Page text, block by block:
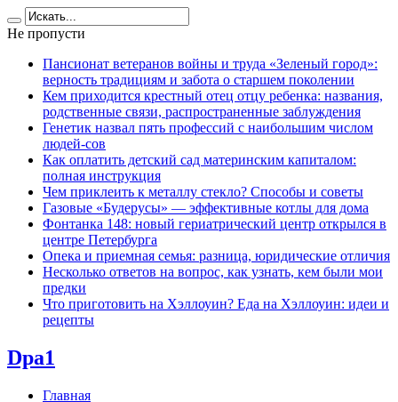
Не пропусти
Пансионат ветеранов войны и труда «Зеленый город»:
верность традициям и забота о старшем поколении
Кем приходится крестный отец отцу ребенка: названия,
родственные связи, распространенные заблуждения
Генетик назвал пять профессий с наибольшим числом
людей-сов
Как оплатить детский сад материнским капиталом:
полная инструкция
Чем приклеить к металлу стекло? Способы и советы
Газовые «Будерусы» — эффективные котлы для дома
Фонтанка 148: новый гериатрический центр открылся в
центре Петербурга
Опека и приемная семья: разница, юридические отличия
Несколько ответов на вопрос, как узнать, кем были мои
предки
Что приготовить на Хэллоуин? Еда на Хэллоуин: идеи и
рецепты
Dpa1
Главная